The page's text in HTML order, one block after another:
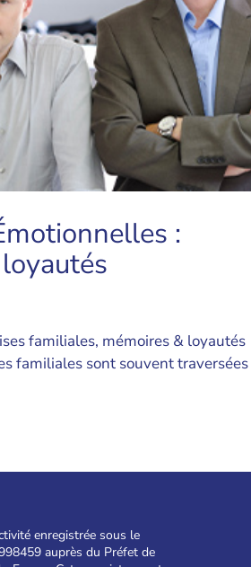
:
familiales, mémoires & loyautés
familiales sont souvent
enregistrée sous le
auprès du Préfet de